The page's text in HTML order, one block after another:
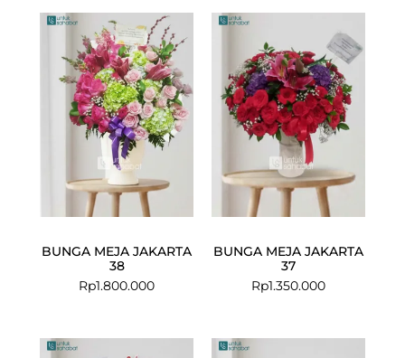
BUNGA MEJA JAKARTA
38
Rp1.800.000
BUNGA MEJA JAKARTA
37
Rp1.350.000